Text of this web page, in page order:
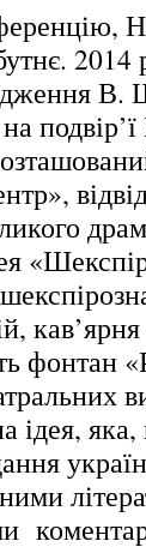
2014
В.
фонтан
яка,